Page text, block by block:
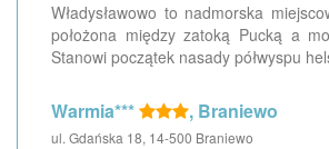
Władysławowo to nadmorska
położona między zatoką Pucką a
Stanowi początek nasady półwyspu
Warmia*** , Braniewo
ul. Gdańska 18, 14-500 Braniewo